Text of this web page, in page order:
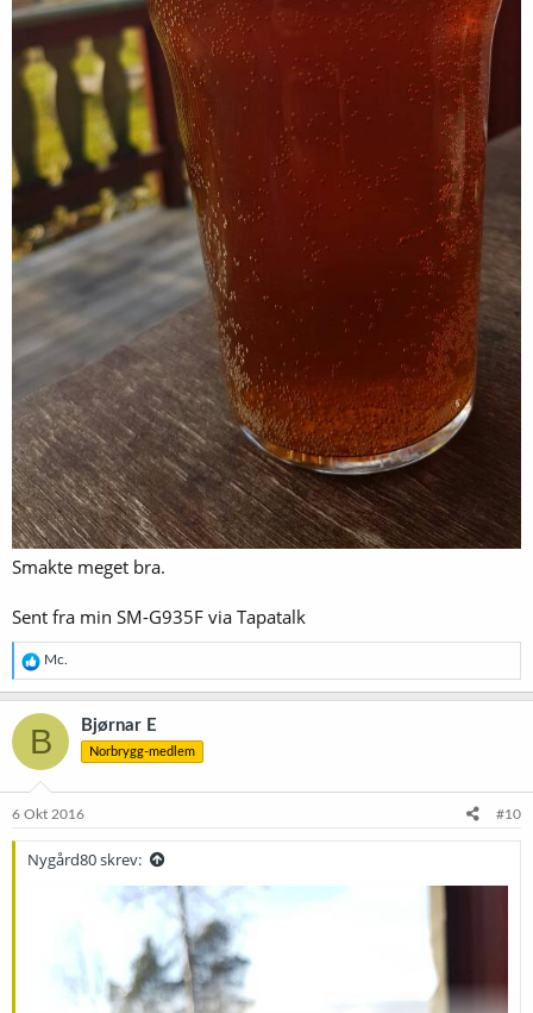
Smakte meget bra.
Sent fra min SM-G935F via Tapatalk
R
e
a
k
s
j
o
e
Mc.
B Bjørnar E
Norbrygg-medlem
6 Okt 2016 #10
Nygård80 skrev: